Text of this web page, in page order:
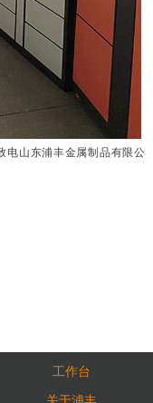
电山东浦丰金属制品有限公
工作台